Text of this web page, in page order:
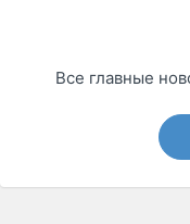
Все главные